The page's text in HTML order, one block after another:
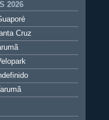
2026
Cruz